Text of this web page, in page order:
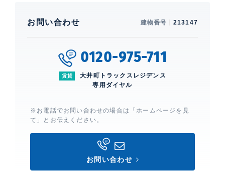
お問い合わせ 建物番号 213147
0120-975-711
賃貸
大井町トラックスレジデンス
専用ダイヤル
※お電話でお問い合わせの場合は「ホームページを見
て」とお伝えください。
お問い合わせ